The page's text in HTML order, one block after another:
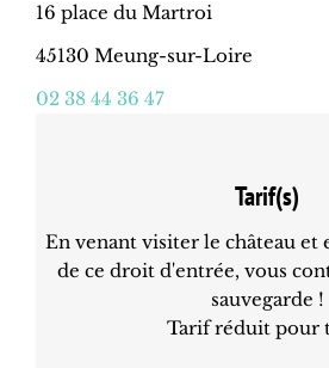
16 place du Martroi
45130 Meung-sur-Loire
02 38 44 36 47
Tarif(s)
En venant visiter le château et
de ce droit d'entrée, vous
sauvegarde !
Tarif réduit pour